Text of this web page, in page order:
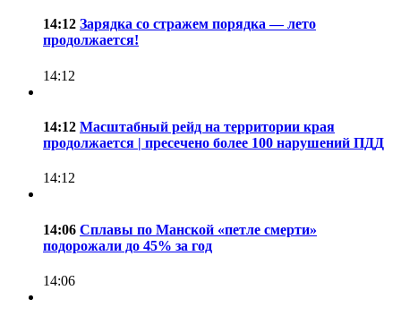
14:12 Зарядка со стражем порядка — лето
продолжается!
14:12
14:12 Масштабный рейд на территории края
продолжается | пресечено более 100 нарушений ПДД
14:12
14:06 Сплавы по Манской «петле смерти»
подорожали до 45% за год
14:06